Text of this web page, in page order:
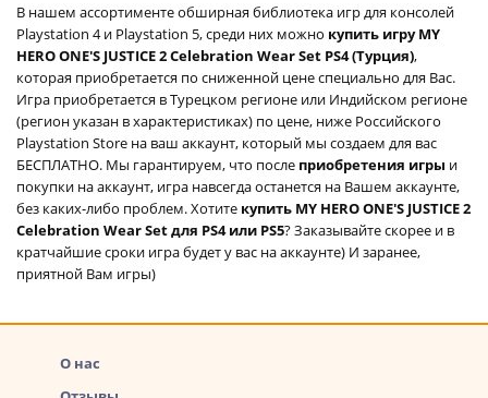
В нашем ассортименте обширная библиотека игр для консолей
Playstation 4 и Playstation 5, среди них можно купить игру MY
HERO ONE'S JUSTICE 2 Celebration Wear Set PS4 (Турция),
которая приобретается по сниженной цене специально для Вас.
Игра приобретается в Турецком регионе или Индийском регионе
(регион указан в характеристиках) по цене, ниже Российского
Playstation Store на ваш аккаунт, который мы создаем для вас
БЕСПЛАТНО. Мы гарантируем, что после приобретения игры и
покупки на аккаунт, игра навсегда останется на Вашем аккаунте,
без каких-либо проблем. Хотите купить MY HERO ONE'S JUSTICE 2
Celebration Wear Set для PS4 или PS5? Заказывайте скорее и в
кратчайшие сроки игра будет у вас на аккаунте) И заранее,
приятной Вам игры)
О нас